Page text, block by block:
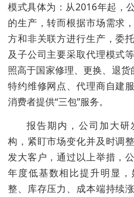
模式具体为：从2016年起，
的生产，转而根据市场需求
方和非关联方进行生产，委
及子公司主要采取代理模式
照高于国家修理、更换、退货
特约维修网点、代理商自建
消费者提供“三包”服务。
报告期内，公司加大
构，紧盯市场变化并及时调
发大客户，通过以上举措，
年度低基数相比提升明显
整、库存压力、成本端持续